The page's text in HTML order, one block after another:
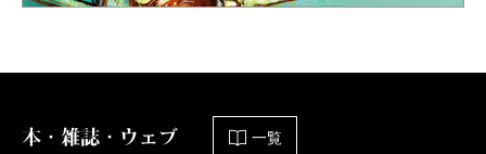
本・雑誌・ウェブ 一覧